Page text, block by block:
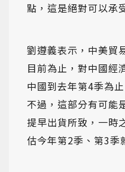
點，這是絕對可以承
劉遵義表示，中美貿
目前為止，對中國經
中國到去年第4季為
不過，這部分有可能
提早出貨所致，一時
估今年第2季、第3季